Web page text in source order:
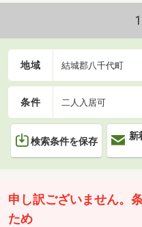
地域 結城郡八千代町
条件 二人入居可
検索条件を保存
新
申し訳ございません。
ため